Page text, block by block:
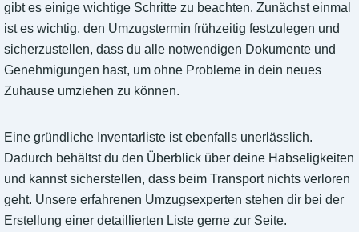
gibt es einige wichtige Schritte zu beachten. Zunächst einmal
ist es wichtig, den Umzugstermin frühzeitig festzulegen und
sicherzustellen, dass du alle notwendigen Dokumente und
Genehmigungen hast, um ohne Probleme in dein neues
Zuhause umziehen zu können.
Eine gründliche Inventarliste ist ebenfalls unerlässlich.
Dadurch behältst du den Überblick über deine Habseligkeiten
und kannst sicherstellen, dass beim Transport nichts verloren
geht. Unsere erfahrenen Umzugsexperten stehen dir bei der
Erstellung einer detaillierten Liste gerne zur Seite.